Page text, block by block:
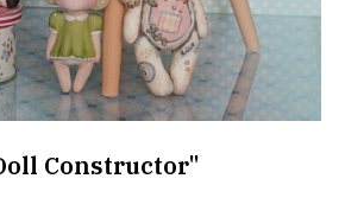
Constructor"